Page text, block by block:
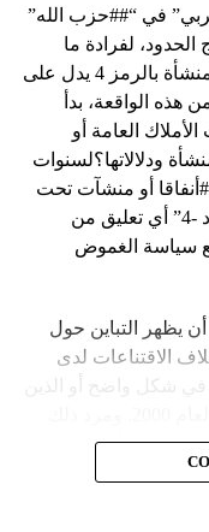
في “##حزب الله”
وخارج الحدود، لفرادة ما
كشف عنه من قدرات، وإن يكن تحديد المنشأة بالرمز 4 يدل على
هذه الواقعة، بدأ
العامة أو
ودلالاتها؟لسنوات
أو منشآت تحت
الأرض، ولم يصدر قبل عرض فيديو “عماد -4” أي تعليق من
سياسة الغموض
يظهر التباين حول
الاقتناعات لدى
في شكل واضح أو الذين
لم تكن يوماً محط
بالصراع ضد